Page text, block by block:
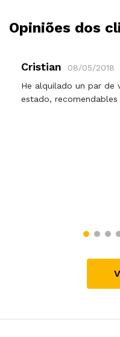
Opiniões dos
Cristian
08/05/2018
He alquilado un par de
estado, recomendables